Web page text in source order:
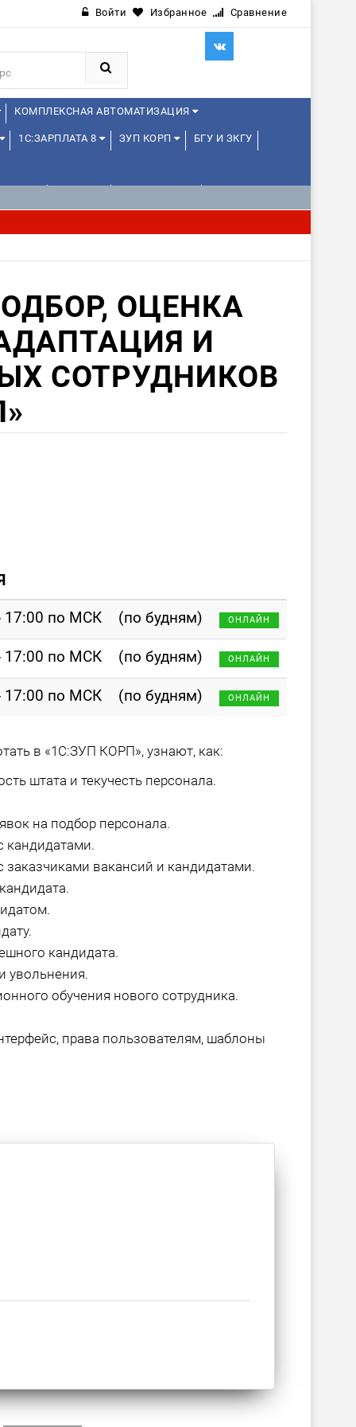
Войти Избранное Сравнение
КОМПЛЕКСНАЯ АВТОМАТИЗАЦИЯ
1С:ЗАРПЛАТА 8 ЗУП КОРП БГУ И ЗКГУ
ОЦЕНКА
И
СОТРУДНИКОВ
17:00 по МСК (по будням) ОНЛАЙН
17:00 по МСК (по будням) ОНЛАЙН
17:00 по МСК (по будням) ОНЛАЙН
в «1С:ЗУП КОРП», узнают, как:
штата и текучесть персонала.
на подбор персонала.
кандидатами.
вакансий и кандидатами.
кандидата.
увольнения.
обучения нового сотрудника.
права пользователям, шаблоны